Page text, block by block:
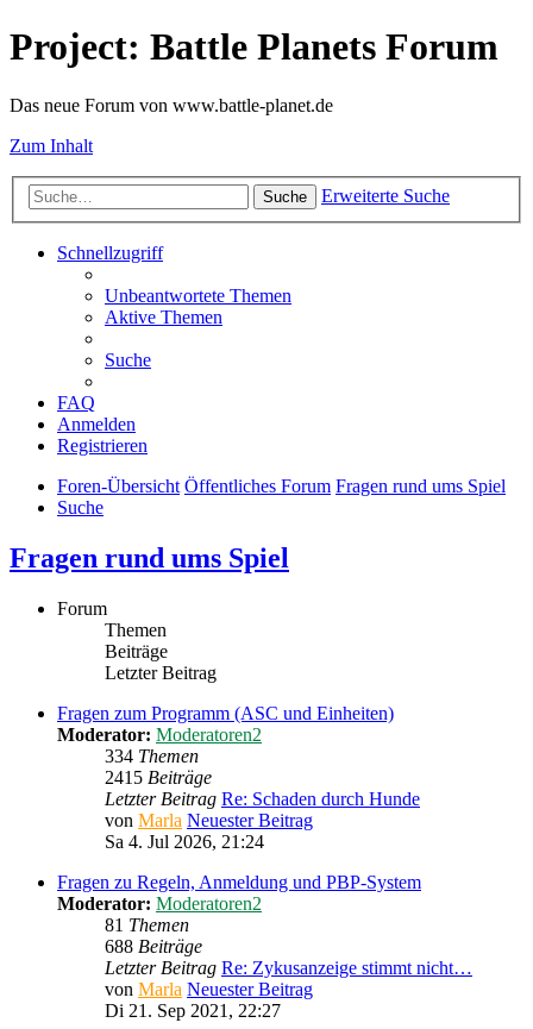
Project: Battle Planets Forum
Das neue Forum von www.battle-planet.de
Zum Inhalt
Suche Erweiterte Suche
Schnellzugriff
Unbeantwortete Themen
Aktive Themen
Suche
FAQ
Anmelden
Registrieren
Foren-Übersicht Öffentliches Forum Fragen rund ums Spiel
Suche
Fragen rund ums Spiel
Forum
Themen
Beiträge
Letzter Beitrag
Fragen zum Programm (ASC und Einheiten)
Moderator: Moderatoren2
334 Themen
2415 Beiträge
Letzter Beitrag Re: Schaden durch Hunde
von Marla Neuester Beitrag
Sa 4. Jul 2026, 21:24
Fragen zu Regeln, Anmeldung und PBP-System
Moderator: Moderatoren2
81 Themen
688 Beiträge
Letzter Beitrag Re: Zykusanzeige stimmt nicht…
von Marla Neuester Beitrag
Di 21. Sep 2021, 22:27